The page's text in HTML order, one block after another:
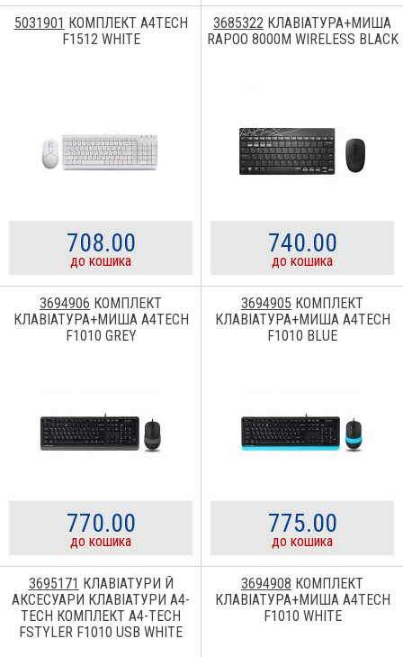
5031901 КОМПЛЕКТ A4TECH
F1512 WHITE
708.00
до кошика
3685322 КЛАВІАТУРА+МИША
RAPOO 8000M WIRELESS BLACK
740.00
до кошика
3694906 КОМПЛЕКТ
КЛАВІАТУРА+МИША A4TECH
F1010 GREY
770.00
до кошика
3694905 КОМПЛЕКТ
КЛАВІАТУРА+МИША A4TECH
F1010 BLUE
775.00
до кошика
3695171 КЛАВІАТУРИ Й
АКСЕСУАРИ КЛАВІАТУРИ A4-
TECH КОМПЛЕКТ A4-TECH
FSTYLER F1010 USB WHITE
3694908 КОМПЛЕКТ
КЛАВІАТУРА+МИША A4TECH
F1010 WHITE